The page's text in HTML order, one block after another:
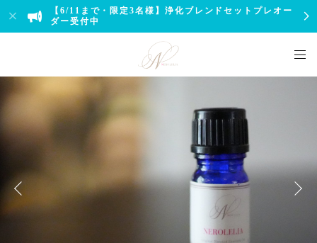
【6/11まで・限定3名様】浄化ブレンドセットプレオー
ダー受付中